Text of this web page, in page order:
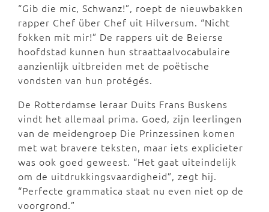
“Gib die mic, Schwanz!”, roept de nieuwbakken
rapper Chef über Chef uit Hilversum. “Nicht
fokken mit mir!” De rappers uit de Beierse
hoofdstad kunnen hun straattaalvocabulaire
aanzienlijk uitbreiden met de poëtische
vondsten van hun protégés.
De Rotterdamse leraar Duits Frans Buskens
vindt het allemaal prima. Goed, zijn leerlingen
van de meidengroep Die Prinzessinen komen
met wat bravere teksten, maar iets explicieter
was ook goed geweest. “Het gaat uiteindelijk
om de uitdrukkingsvaardigheid”, zegt hij.
“Perfecte grammatica staat nu even niet op de
voorgrond.”